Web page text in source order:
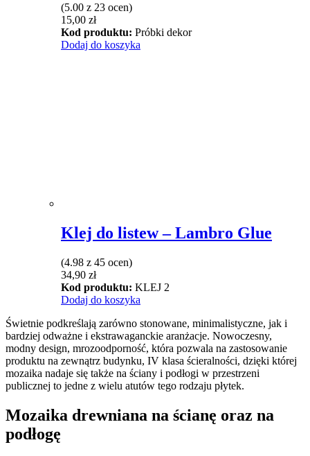
(5.00 z 23 ocen)
15,00 zł
Kod produktu: Próbki dekor
Dodaj do koszyka
Klej do listew – Lambro Glue
(4.98 z 45 ocen)
34,90 zł
Kod produktu: KLEJ 2
Dodaj do koszyka
Świetnie podkreślają zarówno stonowane, minimalistyczne, jak i
bardziej odważne i ekstrawaganckie aranżacje. Nowoczesny,
modny design, mrozoodporność, która pozwala na zastosowanie
produktu na zewnątrz budynku, IV klasa ścieralności, dzięki której
mozaika nadaje się także na ściany i podłogi w przestrzeni
publicznej to jedne z wielu atutów tego rodzaju płytek.
Mozaika drewniana na ścianę oraz na
podłogę